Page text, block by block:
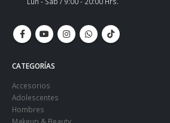
CATEGORÍAS
Accesorios
Adolescentes
Hombres